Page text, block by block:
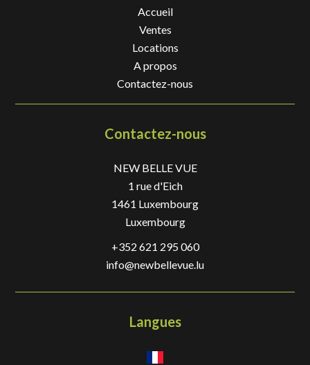
Accueil
Ventes
Locations
A propos
Contactez-nous
Contactez-nous
NEW BELLE VUE
1 rue d'Eich
1461 Luxembourg
Luxembourg
+352 621 295 060
info@newbellevue.lu
Langues